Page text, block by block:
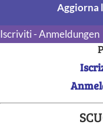
Aggiorna
Iscriviti - Anmeldungen